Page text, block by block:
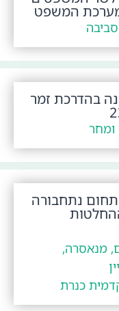
המשפט
בהדרכת זמר
ומחר
נתחבורה
מנאסרה,
כנרת